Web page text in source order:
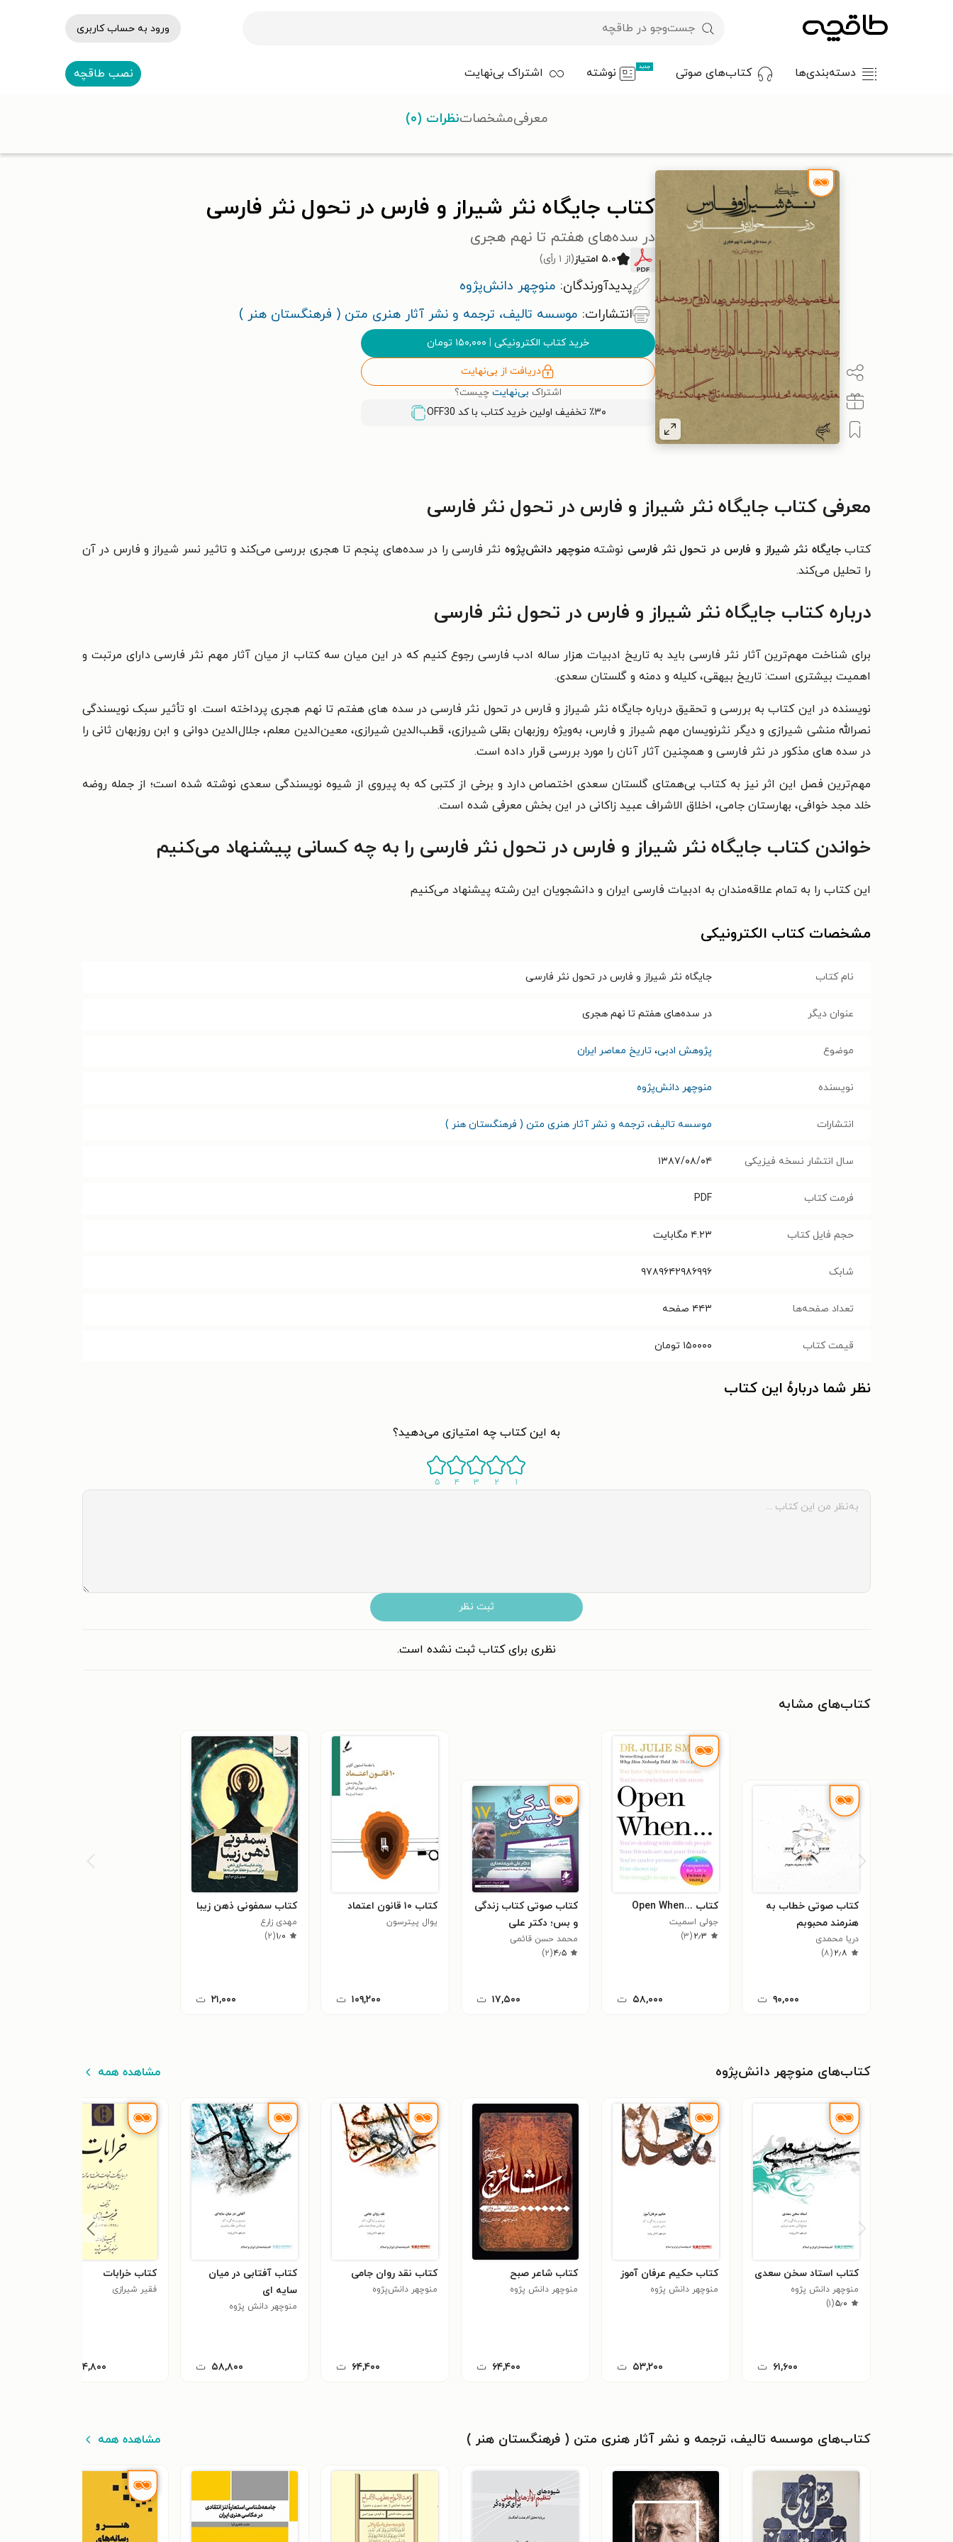
ورود به حساب کاربری
دسته‌بندی‌ها کتاب‌های صوتی جدید نوشته اشتراک بی‌نهایت نصب طاقچه
کتاب جایگاه نثر شیراز و فارس در تحول نثر فارسی
در سده‌های هفتم تا نهم هجری
۵.۰ امتیاز (از ۱ رأی)
پدیدآورندگان: منوچهر دانش‌پژوه
انتشارات: موسسه تالیف، ترجمه و نشر آثار هنری متن ( فرهنگستان هنر )
خرید کتاب الکترونیکی ۱۵۰,۰۰۰ تومان
دریافت از بی‌نهایت
اشتراک بی‌نهایت چیست؟
٪۳۰ تخفیف اولین خرید کتاب با کد
OFF30
معرفیمشخصاتنظرات (۰)
معرفی کتاب جایگاه نثر شیراز و فارس در تحول نثر فارسی
کتابجایگاه نثر شیراز و فارس در تحول نثر فارسی نوشتهمنوچهر دانش‌پژوه نثر فارسی را در سده‌های پنجم تا هجری بررسی می‌کند و تاثیر نسر شیراز و فارس در آن
را تحلیل می‌کند.
درباره کتاب جایگاه نثر شیراز و فارس در تحول نثر فارسی
برای شناخت مهم‌ترین آثار نثر فارسی باید به تاریخ ادبیات هزار ساله ادب فارسی رجوع کنیم که در این میان سه کتاب از میان آثار مهم نثر فارسی دارای مرتبت و
اهمیت بیشتری است: تاریخ بیهقی، کلیله و دمنه و گلستان سعدی.
نویسنده در این کتاب به بررسی و تحقیق درباره جایگاه نثر شیراز و فارس در تحول نثر فارسی در سده های هفتم تا نهم هجری پرداخته است. او تأثیر سبک نویسندگی
نصرالله منشی شیرازی و دیگر نثرنویسان مهم شیراز و فارس، به‌ویژه روزبهان بقلی شیرازی، قطب‌الدین شیرازی، معین‌الدین معلم، جلال‌الدین دوانی و ابن روزبهان ثانی را
در سده های مذکور در نثر فارسی و همچنین آثار آنان را مورد بررسی قرار داده است.
مهم‌ترین فصل این اثر نیز به کتاب بی‌همتای گلستان سعدی اختصاص دارد و برخی از کتبی که به پیروی از شیوه نویسندگی سعدی نوشته شده است؛ از جمله روضه
خلد مجد خوافی، بهارستان جامی، اخلاق الاشراف عبید زاکانی در این بخش معرفی شده است.
خواندن کتاب جایگاه نثر شیراز و فارس در تحول نثر فارسی را به چه کسانی پیشنهاد می‌کنیم
این کتاب را به تمام علاقه‌مندان به ادبیات فارسی ایران و دانشجویان این رشته پیشنهاد می‌کنیم
مشخصات کتاب الکترونیکی
نام کتاب جایگاه نثر شیراز و فارس در تحول نثر فارسی
عنوان دیگر در سده‌های هفتم تا نهم هجری
موضوع پژوهش ادبی، تاریخ معاصر ایران
نویسنده منوچهر دانش‌پژوه
انتشارات موسسه تالیف، ترجمه و نشر آثار هنری متن ( فرهنگستان هنر )
سال انتشار نسخه فیزیکی ۱۳۸۷/۰۸/۰۴
فرمت کتاب PDF
حجم فایل کتاب ۴.۲۳ مگابایت
شابک ۹۷۸۹۶۴۲۹۸۶۹۹۶
تعداد صفحه‌ها ۴۴۳ صفحه
قیمت کتاب ۱۵۰۰۰۰ تومان
نظر شما دربارهٔ این کتاب
به این کتاب چه امتیازی می‌دهید؟
۱ ۲ ۳ ۴ ۵
ثبت نظر
نظری برای کتاب ثبت نشده است.
کتاب‌های مشابه
کتاب صوتی خطاب به
هنرمند محبوبم
دریا محمدی
۲٫۸(۸)
۹۰,۰۰۰ ت
کتاب ...Open When
جولی اسمیت
۲٫۳(۳)
۵۸,۰۰۰ ت
کتاب صوتی کتاب زندگی
و بس؛ دکتر علی
شریعتمداری
محمد حسن قائمی
۴٫۵(۲)
۱۷,۵۰۰ ت
کتاب ۱۰ قانون اعتماد
یوال پیترسون
۱۰۹,۲۰۰ ت
کتاب سمفونی ذهن زیبا
مهدی زارع
۱٫۰(۲)
۲۱,۰۰۰ ت
کتاب‌های منوچهر دانش‌پژوه مشاهده همه
کتاب استاد سخن سعدی
منوچهر دانش پژوه
۵٫۰(۱)
۶۱,۶۰۰ ت
کتاب حکیم عرفان آموز
منوچهر دانش پژوه
۵۳,۲۰۰ ت
کتاب شاعر صبح
منوچهر دانش پژوه
۶۴,۴۰۰ ت
کتاب نقد روان جامی
منوچهر دانش‌پژوه
۶۴,۴۰۰ ت
کتاب آفتابی در میان
سایه ای
منوچهر دانش پژوه
۵۸,۸۰۰ ت
کتاب خرابات
فقیر شیرازی
۲۷۴,۸۰۰
کتاب‌های موسسه تالیف، ترجمه و نشر آثار هنری متن ( فرهنگستان هنر ) مشاهده همه